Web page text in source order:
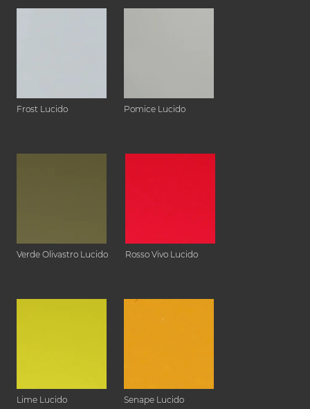
Frost Lucido Pomice Lucido
Verde Olivastro Lucido Rosso Vivo Lucido
Lime Lucido Senape Lucido